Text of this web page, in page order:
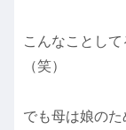
こんなことし
（笑）
でも母は娘の